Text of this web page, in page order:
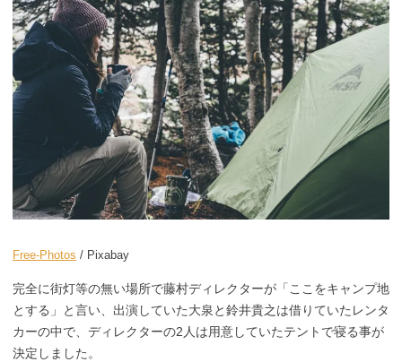
Free-Photos / Pixabay
完全に街灯等の無い場所で藤村ディレクターが「ここをキャンプ地
とする」と言い、出演していた大泉と鈴井貴之は借りていたレンタ
カーの中で、ディレクターの2人は用意していたテントで寝る事が
決定しました。